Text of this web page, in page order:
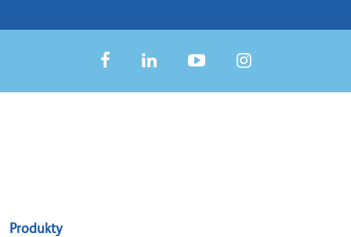
Sitemap
Produkty